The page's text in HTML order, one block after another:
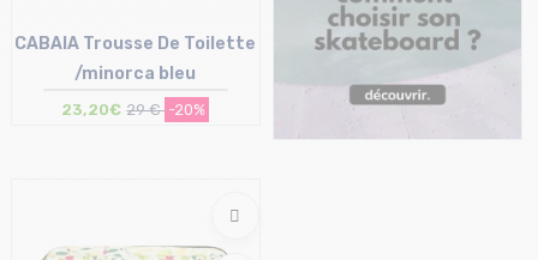
CABAIA Trousse De Toilette
/minorca bleu
23,20€ 29 € -20%